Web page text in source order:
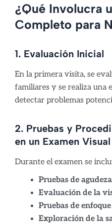
¿Qué Involucra
Completo para
1. Evaluación Inicial
En la primera visita, se
familiares y se realiza una
detectar problemas
2. Pruebas y
en un Examen Visual
Durante el examen se
Pruebas de
Evaluación de la
Pruebas de
Exploración de la